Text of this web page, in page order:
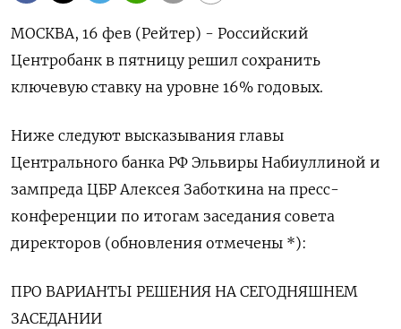
МОСКВА, 16 фев (Рейтер) - Российский
Центробанк в пятницу решил сохранить
ключевую ставку на уровне 16% годовых.
Ниже следуют высказывания главы
Центрального банка РФ Эльвиры Набиуллиной и
зампреда ЦБР Алексея Заботкина на пресс-
конференции по итогам заседания совета
директоров (обновления отмечены *):
ПРО ВАРИАНТЫ РЕШЕНИЯ НА СЕГОДНЯШНЕМ
ЗАСЕДАНИИ